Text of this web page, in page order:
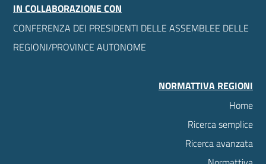
IN COLLABORAZIONE CON
CONFERENZA DEI PRESIDENTI DELLE ASSEMBLEE DELLE
REGIONI/PROVINCE AUTONOME
NORMATTIVA REGIONI
Home
Ricerca semplice
Ricerca avanzata